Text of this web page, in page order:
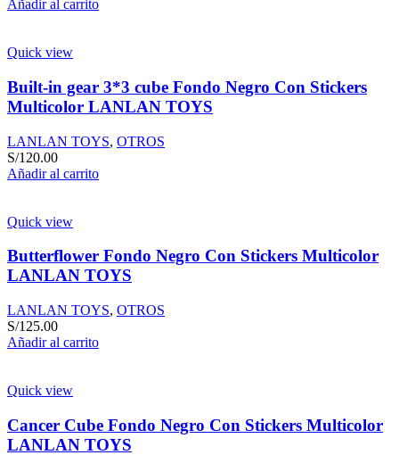
Añadir al carrito
Quick view
Built-in gear 3*3 cube Fondo Negro Con Stickers
Multicolor LANLAN TOYS
LANLAN TOYS, OTROS
S/120.00
Añadir al carrito
Quick view
Butterflower Fondo Negro Con Stickers Multicolor
LANLAN TOYS
LANLAN TOYS, OTROS
S/125.00
Añadir al carrito
Quick view
Cancer Cube Fondo Negro Con Stickers Multicolor
LANLAN TOYS